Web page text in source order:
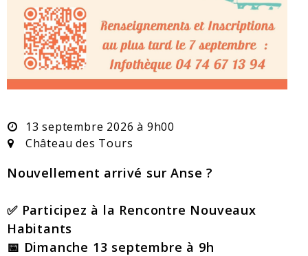
Dates :13 septembre 2026 à 9h00
Lieu :
Château des Tours
Nouvellement arrivé sur Anse ?
✅ Participez à la Rencontre Nouveaux
Habitants
📅 Dimanche 13 septembre à 9h